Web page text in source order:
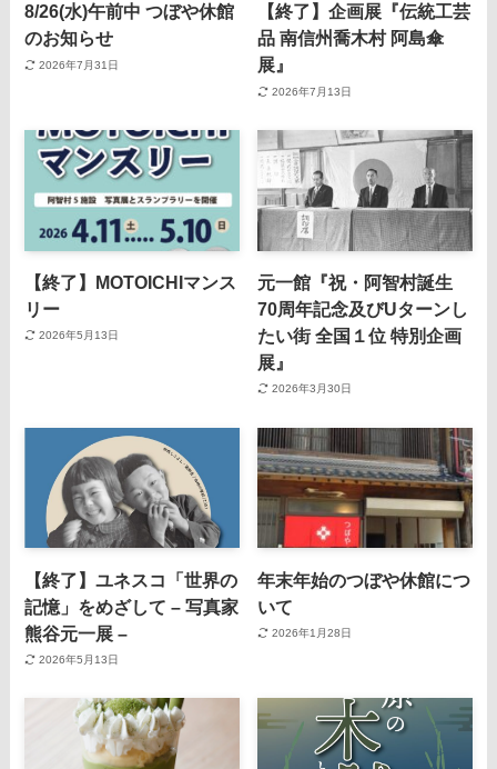
8/26(水)午前中 つぼや休館
のお知らせ
2026年7月31日
【終了】企画展『伝統工芸
品 南信州喬木村 阿島傘
展』
2026年7月13日
【終了】MOTOICHIマンス
リー
2026年5月13日
元一館『祝・阿智村誕生
70周年記念及びUターンし
たい街 全国１位 特別企画
展』
2026年3月30日
【終了】ユネスコ「世界の
記憶」をめざして – 写真家
熊谷元一展 –
2026年5月13日
年末年始のつぼや休館につ
いて
2026年1月28日